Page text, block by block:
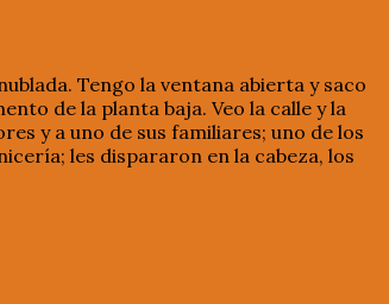
Tengo la ventana abierta y saco
de la planta baja. Veo la calle y la
y a uno de sus familiares; uno de los
les dispararon en la cabeza, los